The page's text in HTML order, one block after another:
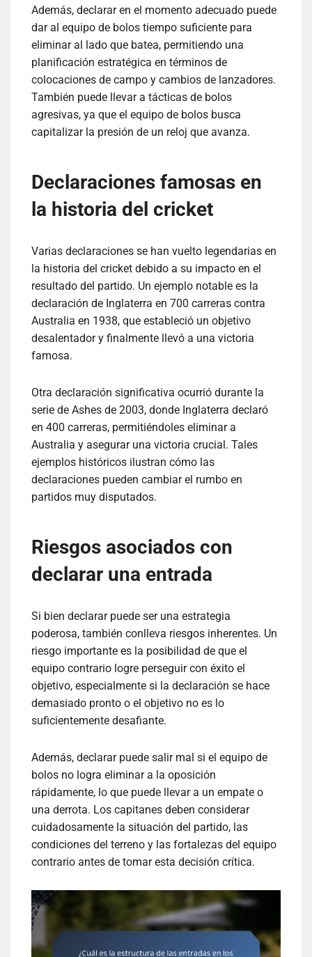
Además, declarar en el momento adecuado puede
dar al equipo de bolos tiempo suficiente para
eliminar al lado que batea, permitiendo una
planificación estratégica en términos de
colocaciones de campo y cambios de lanzadores.
También puede llevar a tácticas de bolos
agresivas, ya que el equipo de bolos busca
capitalizar la presión de un reloj que avanza.
Declaraciones famosas en
la historia del cricket
Varias declaraciones se han vuelto legendarias en
la historia del cricket debido a su impacto en el
resultado del partido. Un ejemplo notable es la
declaración de Inglaterra en 700 carreras contra
Australia en 1938, que estableció un objetivo
desalentador y finalmente llevó a una victoria
famosa.
Otra declaración significativa ocurrió durante la
serie de Ashes de 2003, donde Inglaterra declaró
en 400 carreras, permitiéndoles eliminar a
Australia y asegurar una victoria crucial. Tales
ejemplos históricos ilustran cómo las
declaraciones pueden cambiar el rumbo en
partidos muy disputados.
Riesgos asociados con
declarar una entrada
Si bien declarar puede ser una estrategia
poderosa, también conlleva riesgos inherentes. Un
riesgo importante es la posibilidad de que el
equipo contrario logre perseguir con éxito el
objetivo, especialmente si la declaración se hace
demasiado pronto o el objetivo no es lo
suficientemente desafiante.
Además, declarar puede salir mal si el equipo de
bolos no logra eliminar a la oposición
rápidamente, lo que puede llevar a un empate o
una derrota. Los capitanes deben considerar
cuidadosamente la situación del partido, las
condiciones del terreno y las fortalezas del equipo
contrario antes de tomar esta decisión crítica.